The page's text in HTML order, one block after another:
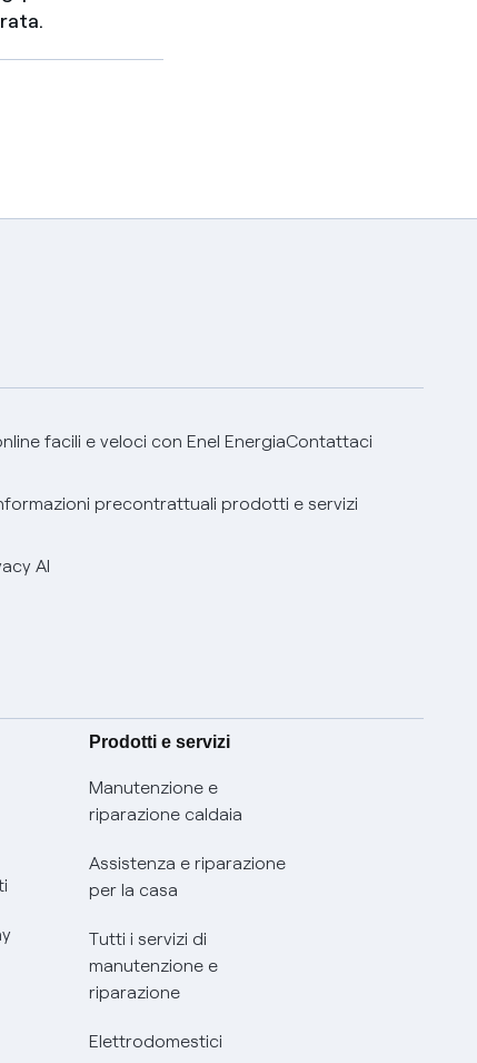
facili e veloci con Enel EnergiaContattaci
precontrattuali prodotti e servizi
AI
Prodotti e servizi
Manutenzione e
riparazione caldaia
Assistenza e riparazione
per la casa
Tutti i servizi di
manutenzione e
riparazione
Elettrodomestici